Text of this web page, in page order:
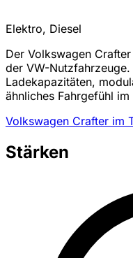
Elektro, Diesel
Der Volkswagen
der VW-
Ladekapazitäten,
ähnliches Fahrgefühl
Volkswagen Crafter im
Stärken